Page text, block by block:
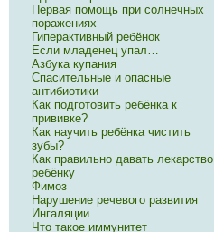
Первая помощь при солнечных
поражениях
Гиперактивный ребёнок
Если младенец упал…
Азбука купания
Спасительные и опасные
антибиотики
Как подготовить ребёнка к
прививке?
Как научить ребёнка чистить
зубы?
Как правильно давать лекарство
ребёнку
Фимоз
Нарушение речевого развития
Ингаляции
Что такое иммунитет